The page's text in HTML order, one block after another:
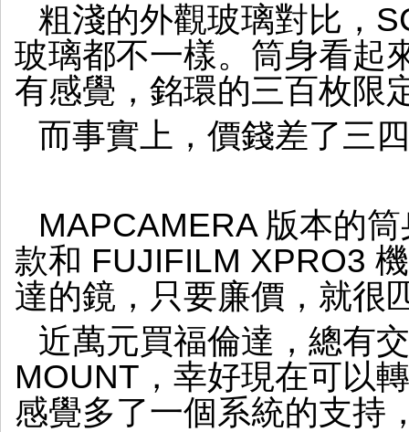
粗淺的外觀玻璃對比，
玻璃都不一樣。筒身看起
有感覺，銘環的三百枚限
而事實上，價錢差了三
MAPCAMERA 版本的
款和 FUJIFILM XPRO3
達的鏡，只要廉價，就很
近萬元買福倫達，總有
MOUNT，幸好現在可以
感覺多了一個系統的支持